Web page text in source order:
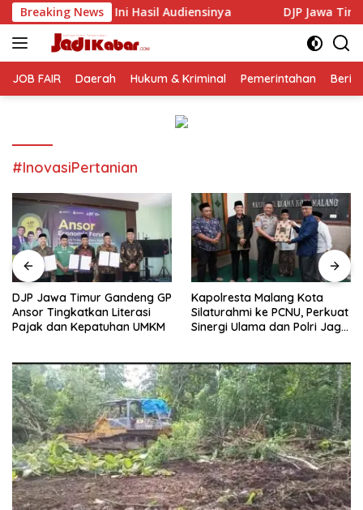
Langsung
ke
konten
Breaking News
Audiensinya DJP Jawa Timur Gandeng GP Ansor
JOB FAIR Daerah Hukum & Kriminal Pemerintahan
#InovasiPertanian
DJP Jawa Timur Gandeng GP
Ansor Tingkatkan Literasi
Pajak dan Kepatuhan UMKM
Kapolresta Malang Kota
Silaturahmi ke PCNU, Perkuat
Sinergi Ulama dan Polri Jaga